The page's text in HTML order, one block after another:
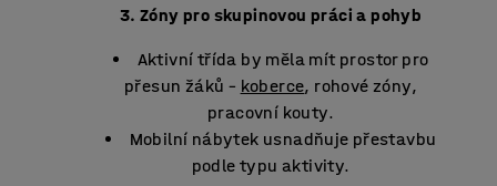
Zóny pro skupinovou práci a pohyb
Aktivní třída by měla mít prostor pro
přesun žáků – koberce, rohové zóny,
pracovní kouty.
Mobilní nábytek usnadňuje přestavbu
podle typu aktivity.